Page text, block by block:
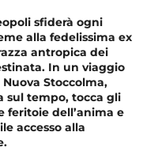
sfiderà ogni
alla fedelissima ex
antropica dei
In un viaggio
Stoccolma,
sul tempo, tocca gli
feritoie dell’anima e
accesso alla